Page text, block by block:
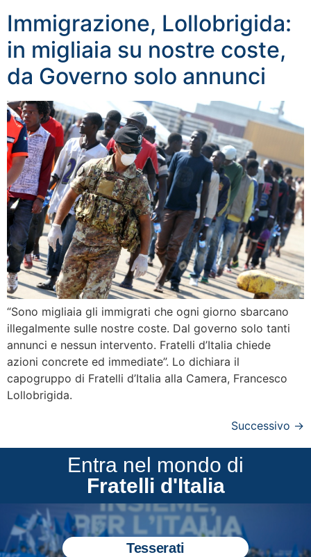
Immigrazione, Lollobrigida:
in migliaia su nostre coste,
da Governo solo annunci
“Sono migliaia gli immigrati che ogni giorno sbarcano
illegalmente sulle nostre coste. Dal governo solo tanti
annunci e nessun intervento. Fratelli d’Italia chiede
azioni concrete ed immediate”. Lo dichiara il
capogruppo di Fratelli d’Italia alla Camera, Francesco
Lollobrigida.
Successivo →
Entra nel mondo di
Fratelli d'Italia
Tesserati